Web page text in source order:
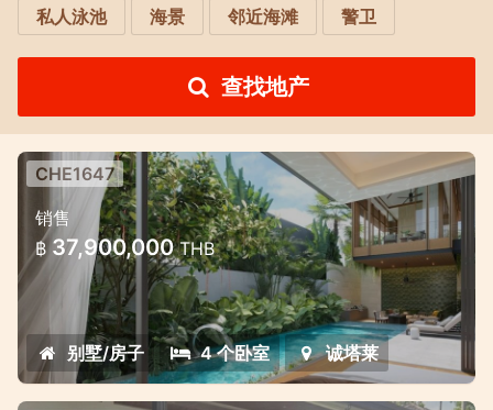
私人泳池 海景 邻近海滩 警卫
查找地产
普吉岛高端别墅项目 — 限量发售，详
情请垂询
普吉岛高端别墅项目 — 限量发售，详情请垂询
CHE1647
销售
฿ 37,900,000THB
别墅/房子 4 个卧室 诚塔莱